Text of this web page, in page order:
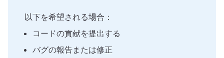
以下を希望される場合：
コードの貢献を提出する
バグの報告または修正